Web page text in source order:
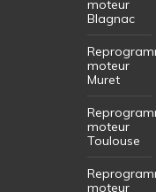
moteur
Blagnac
moteur
Muret
moteur
Toulouse
moteur